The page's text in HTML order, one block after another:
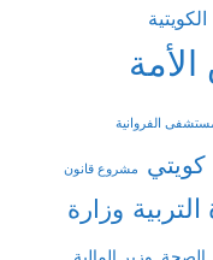
الفروانية
مشروع قانون
وزارة
الصحة وزير المالية